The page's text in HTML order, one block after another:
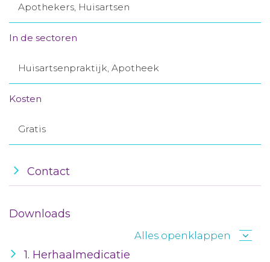
Toegang leeromgeving
Apothekers, Huisartsen
In de sectoren
Huisartsenpraktijk, Apotheek
Kosten
Gratis
Contact
Downloads
Alles openklappen
1. Herhaalmedicatie